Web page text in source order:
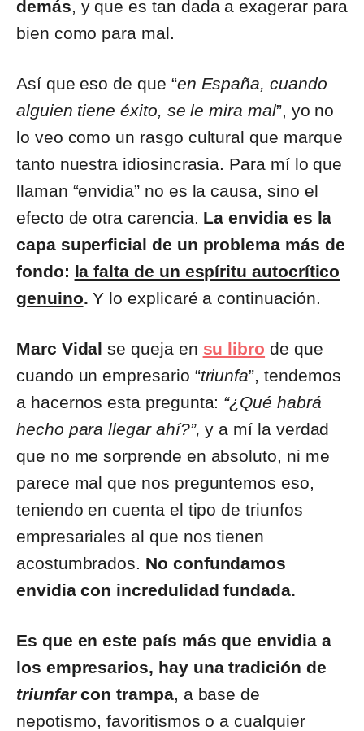
demás, y que es tan dada a exagerar para
bien como para mal.
Así que eso de que “en España, cuando
alguien tiene éxito, se le mira mal”, yo no
lo veo como un rasgo cultural que marque
tanto nuestra idiosincrasia. Para mí lo que
llaman “envidia” no es la causa, sino el
efecto de otra carencia. La envidia es la
capa superficial de un problema más de
fondo: la falta de un espíritu autocrítico
genuino. Y lo explicaré a continuación.
Marc Vidal se queja en su libro de que
cuando un empresario “triunfa”, tendemos
a hacernos esta pregunta: “¿Qué habrá
hecho para llegar ahí?”, y a mí la verdad
que no me sorprende en absoluto, ni me
parece mal que nos preguntemos eso,
teniendo en cuenta el tipo de triunfos
empresariales al que nos tienen
acostumbrados. No confundamos
envidia con incredulidad fundada.
Es que en este país más que envidia a
los empresarios, hay una tradición de
triunfarcon trampa, a base de
nepotismo, favoritismos o a cualquier